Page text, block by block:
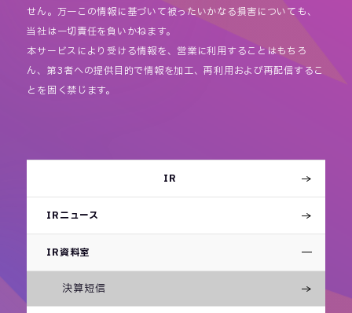
せん。万一この情報に基づいて被ったいかなる損害についても、
当社は一切責任を負いかねます。
本サービスにより受ける情報を、営業に利用することはもちろ
ん、第3者への提供目的で情報を加工、再利用および再配信するこ
とを固く禁じます。
IR
IRニュース
IR資料室
決算短信